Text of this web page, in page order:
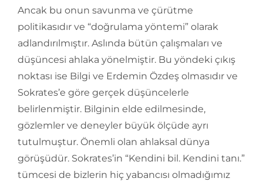
Ancak bu onun savunma ve çürütme
politikasıdır ve “doğrulama yöntemi” olarak
adlandırılmıştır. Aslında bütün çalışmaları ve
düşüncesi ahlaka yönelmiştir. Bu yöndeki çıkış
noktası ise Bilgi ve Erdemin Özdeş olmasıdır ve
Sokrates’e göre gerçek düşüncelerle
belirlenmiştir. Bilginin elde edilmesinde,
gözlemler ve deneyler büyük ölçüde ayrı
tutulmuştur. Önemli olan ahlaksal dünya
görüşüdür. Sokrates’in “Kendini bil. Kendini tanı.”
tümcesi de bizlerin hiç yabancısı olmadığımız